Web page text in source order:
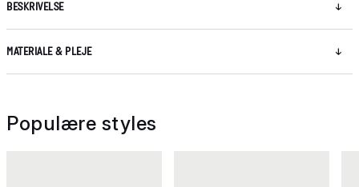
BESKRIVELSE
MATERIALE & PLEJE
Populære styles